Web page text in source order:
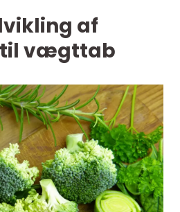
af
til vægttab